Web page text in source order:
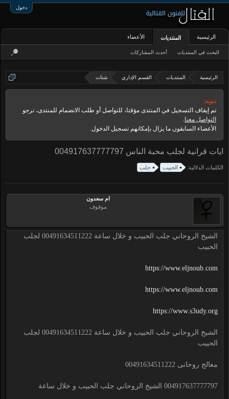
دخول
الرئيسية المنتديات القسم الإداري شتات
تنويه:
تم إيقاف التسجيل في المنتدى مؤقتا، للتواصل أو طلب الانضمام للمنتدى، نرجو
التواصل معنا.
الأعضاء السابقون ما يزال بإمكانهم تسجيل الدخول.
ايات قرانية لجلب محبة الناس 004917637777797
الكلمات الدلالية: الحبيب جلب
ام سعدون
موقوف
الشيخ الروحاني جلب الحبيب و خلال ساعة 00491634511222 لجلب
الحبيب
https://www.eljnoub.com
https://www.eljnoub.com
https://www.s3udy.org
الشيخ الروحاني جلب الحبيب و خلال ساعة 00491634511222 لجلب
الحبيب
معالج روحانى 00491634511222
004917637777797 الشيخ الروحاني جلب الحبيب و خلال ساعة
الرئيسية المنتديات
البحث في المنتديات أحدث المشاركات
الأعضاء